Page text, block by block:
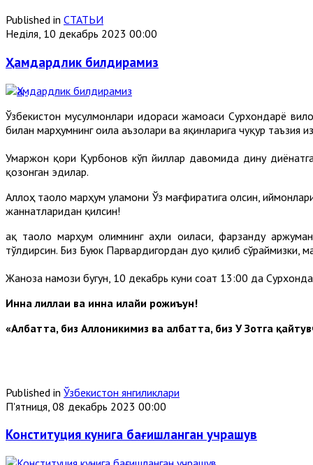
Published in СТАТЬИ
Неділя, 10 декабрь 2023 00:00
Ҳамдардлик билдирамиз
Ўзбекистон мусулмонлари идораси жамоаси Сурхондарё
билан марҳумнинг оила аъзолари ва яқинларига чуқур таъзия
Умаржон қори Қурбонов кўп йиллар давомида дину
қозонган эдилар.
Аллоҳ таоло марҳум уламони Ўз мағфиратига олсин,
жаннатларидан қилсин!
Ҳақ таоло марҳум олимнинг аҳли оиласи, фарзанду
тўлдирсин. Биз Буюк Парвардигордан дуо қилиб сўраймизки,
Жаноза намози бугун, 10 декабрь куни соат 13:00 да
Инна лиллаҳи ва инна илайҳи рожиъун!
«Албатта, биз Аллоҳникимиз ва албатта, биз У Зотга
Published in Ўзбекистон янгиликлари
П'ятниця, 08 декабрь 2023 00:00
Конституция кунига бағишланган учрашув